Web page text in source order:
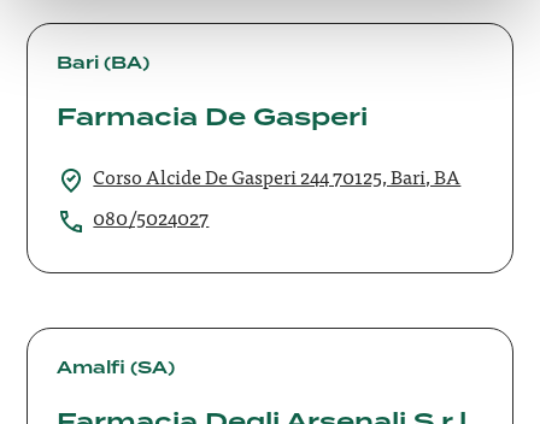
Bari (BA)
Farmacia De Gasperi
Corso Alcide De Gasperi 244 70125, Bari, BA
080/5024027
Farmacia
De
Amalfi (SA)
Farmacia
Degli